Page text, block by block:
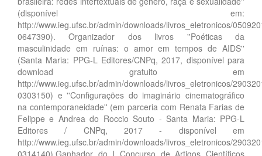
(disponível em:
http://www.ieg.ufsc.br/admin/downloads/livros_eletronicos/
0647390). Organizador dos livros ''Poéticas da
masculinidade em ruínas: o amor em tempos de AIDS''
(Santa Maria: PPG-L Editores/CNPq, 2017, disponível para
download gratuito em
http://www.ieg.ufsc.br/admin/downloads/livros_eletronicos/
0303150) e ''Configurações do imaginário cinematográfico
na contemporaneidade'' (em parceria com Renata Farias de
Felippe e Andrea do Roccio Souto - Santa Maria: PPG-L
Editores / CNPq, 2017 - disponível em
http://www.ieg.ufsc.br/admin/downloads/livros_eletronicos/
0314140).Ganhador do I Concurso de Artigos Científicos